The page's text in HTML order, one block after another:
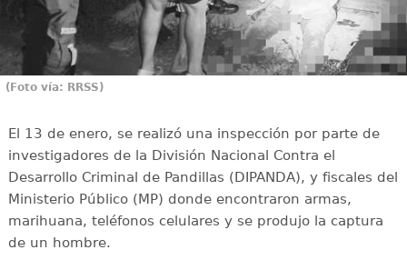
(Foto vía: RRSS)
El 13 de enero, se realizó una inspección por parte de
investigadores de la División Nacional Contra el
Desarrollo Criminal de Pandillas (DIPANDA), y fiscales del
Ministerio Público (MP) donde encontraron armas,
marihuana, teléfonos celulares y se produjo la captura
de un hombre.